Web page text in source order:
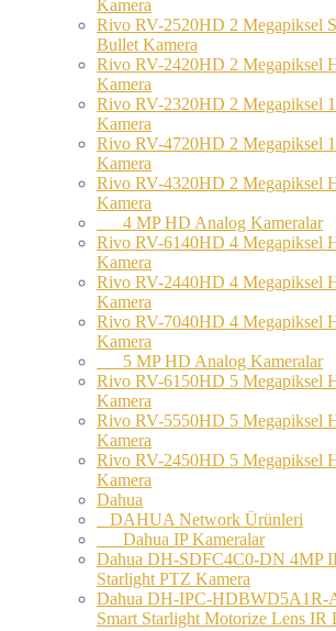
Kamera
Rivo RV-2520HD 2 Megapiksel
Bullet Kamera
Rivo RV-2420HD 2 Megapiksel
Kamera
Rivo RV-2320HD 2 Megapiksel
Kamera
Rivo RV-4720HD 2 Megapiksel
Kamera
Rivo RV-4320HD 2 Megapiksel
Kamera
4 MP HD Analog Kameralar
Rivo RV-6140HD 4 Megapiksel
Kamera
Rivo RV-2440HD 4 Megapiksel
Kamera
Rivo RV-7040HD 4 Megapiksel
Kamera
5 MP HD Analog Kameralar
Rivo RV-6150HD 5 Megapiksel
Kamera
Rivo RV-5550HD 5 Megapiksel
Kamera
Rivo RV-2450HD 5 Megapiksel
Kamera
Dahua
DAHUA Network Ürünleri
Dahua IP Kameralar
Dahua DH-SDFC4C0-DN 4MP
Starlight PTZ Kamera
Dahua DH-IPC-HDBWD5A1R-
Smart Starlight Motorize Lens IR